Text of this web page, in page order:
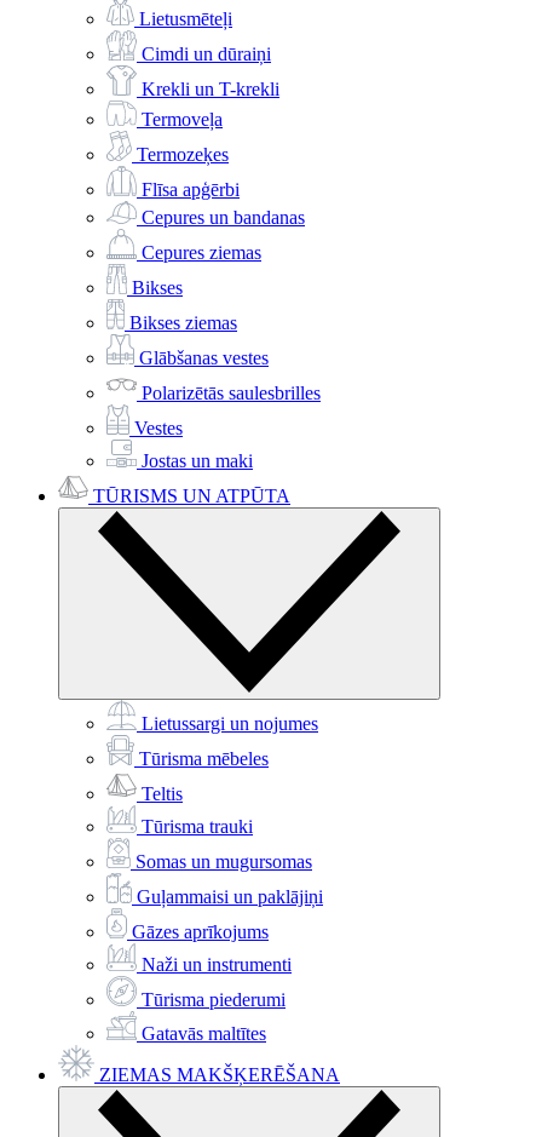
Lietusmēteļi
Cimdi un dūraiņi
Krekli un T-krekli
Termoveļa
Termozeķes
Flīsa apģērbi
Cepures un bandanas
Cepures ziemas
Bikses
Bikses ziemas
Glābšanas vestes
Polarizētās saulesbrilles
Vestes
Jostas un maki
TŪRISMS UN ATPŪTA
Lietussargi un nojumes
Tūrisma mēbeles
Teltis
Tūrisma trauki
Somas un mugursomas
Guļammaisi un paklājiņi
Gāzes aprīkojums
Naži un instrumenti
Tūrisma piederumi
Gatavās maltītes
ZIEMAS MAKŠĶERĒŠANA